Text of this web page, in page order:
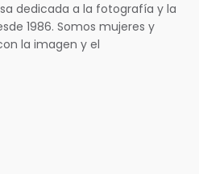
dedicada a la fotografía y la
1986. Somos mujeres y
la imagen y el